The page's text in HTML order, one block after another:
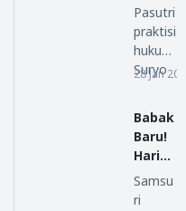
Lawye
r, Ini
Penjel
asan
SM
Office
Pasutri
praktisi
hukum
Suryo
M.H.,
da…
opini
28 Jan 2026
Babak
Baru!
Haris
Azhar
Kawal
Samsu
ri